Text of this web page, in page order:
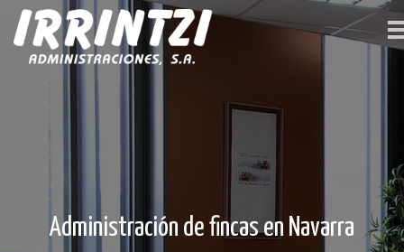
Administración de fincas en Navarra